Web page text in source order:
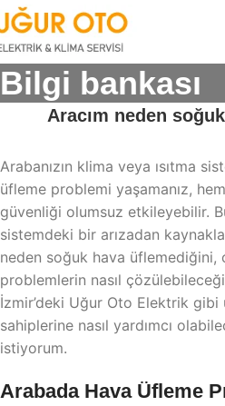
Bilgi bankası
Aracım neden
Arabanızın klima veya ısıtma
üfleme problemi yaşamanız,
güvenliği olumsuz etkileyebilir.
sistemdeki bir arızadan
neden soğuk hava üflemediğini,
problemlerin nasıl
İzmir’deki Uğur Oto Elektrik
sahiplerine nasıl yardımcı
istiyorum.
Arabada Hava Üfleme